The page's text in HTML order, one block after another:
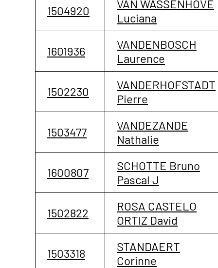
1504920
VAN WASSENHOVE
Luciana
1601936
VANDENBOSCH
Laurence
1502230
VANDERHOFSTADT
Pierre
1503477
VANDEZANDE
Nathalie
1600807
SCHOTTE Bruno
Pascal J
1502822
ROSA CASTELO
ORTIZ David
1503318
STANDAERT
Corinne